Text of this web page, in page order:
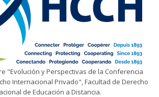
"Evolución y Perspectivas de la Conferencia
Internacional Privado", Facultad de Derecho
de Educación a Distancia.